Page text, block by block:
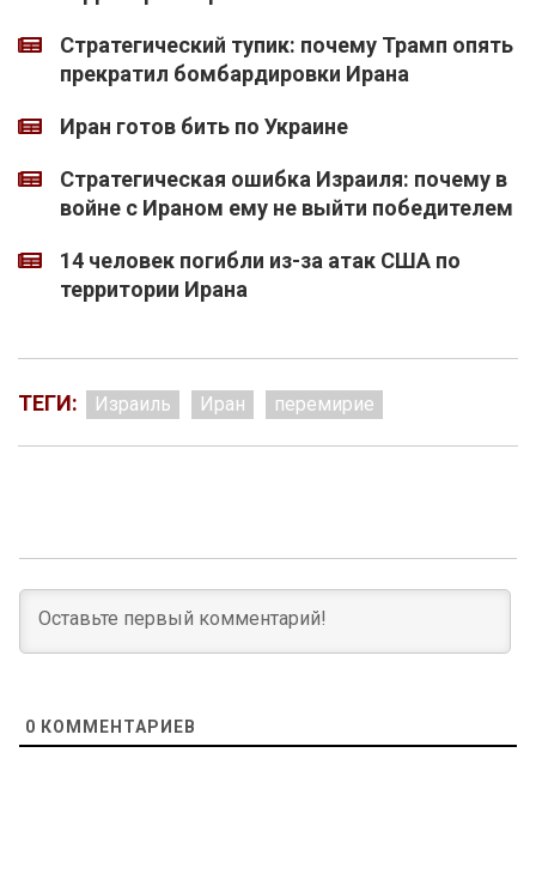
Стратегический тупик: почему Трамп опять
прекратил бомбардировки Ирана
Иран готов бить по Украине
Стратегическая ошибка Израиля: почему в
войне с Ираном ему не выйти победителем
14 человек погибли из-за атак США по
территории Ирана
ТЕГИ: Израиль Иран перемирие
0 КОММЕНТАРИЕВ